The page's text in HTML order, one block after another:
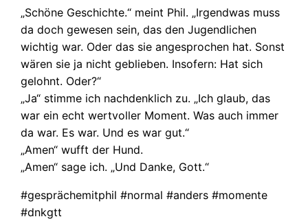
„Schöne Geschichte.“ meint Phil. „Irgendwas muss
da doch gewesen sein, das den Jugendlichen
wichtig war. Oder das sie angesprochen hat. Sonst
wären sie ja nicht geblieben. Insofern: Hat sich
gelohnt. Oder?“
„Ja“ stimme ich nachdenklich zu. „Ich glaub, das
war ein echt wertvoller Moment. Was auch immer
da war. Es war. Und es war gut.“
„Amen“ wufft der Hund.
„Amen“ sage ich. „Und Danke, Gott.“
#gesprächemitphil #normal #anders #momente
#dnkgtt